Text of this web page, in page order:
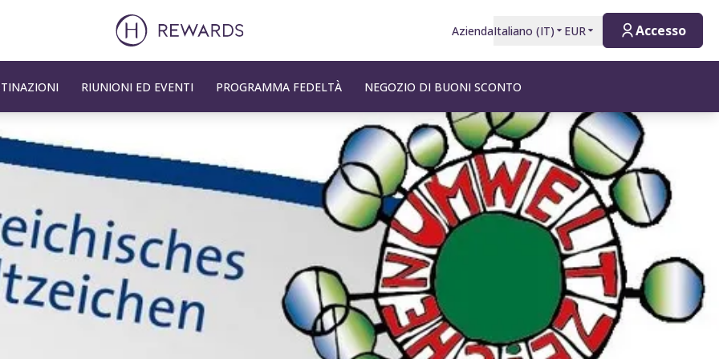
AziendaItaliano (IT) EUR Accesso
RIUNIONI ED EVENTI PROGRAMMA FEDELTÀ NEGOZIO DI BUONI SCONTO